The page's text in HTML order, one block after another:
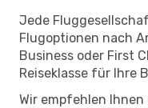
Jede
Flugoptionen nach
Business oder First
Reiseklasse für Ihre
Wir empfehlen Ihnen